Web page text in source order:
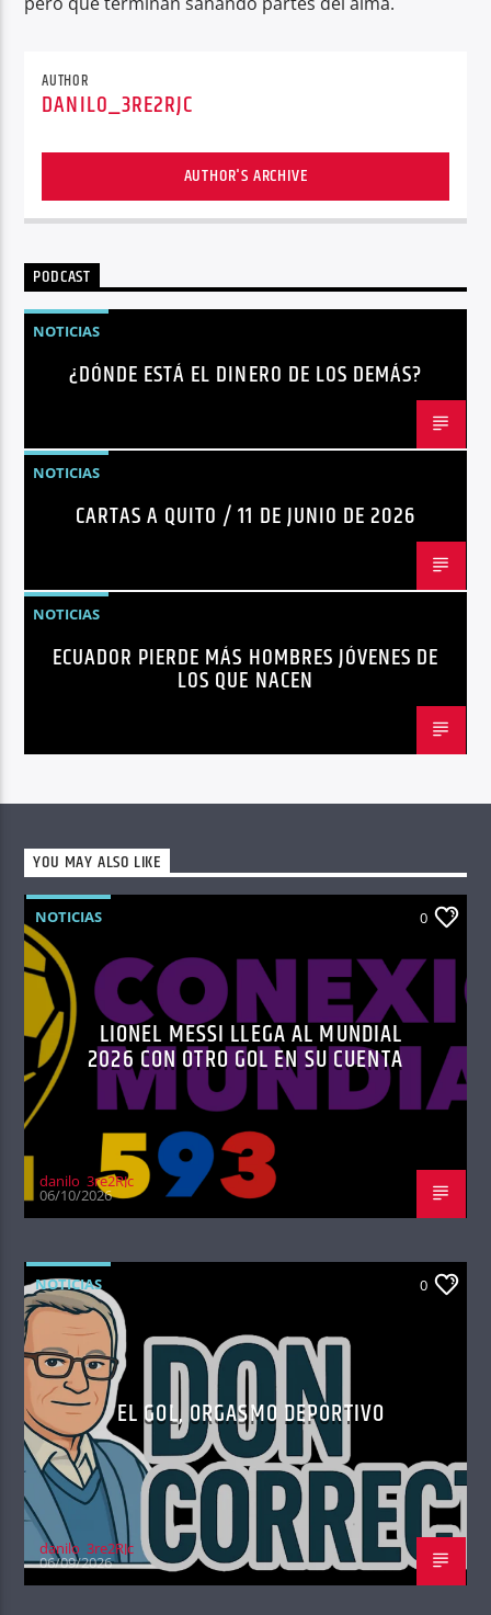
AUTHOR
DANILO_3RE2RJC
AUTHOR'S ARCHIVE
PODCAST
NOTICIAS
¿DÓNDE ESTÁ EL DINERO DE LOS DEMÁS?
NOTICIAS
CARTAS A QUITO / 11 DE JUNIO DE 2026
NOTICIAS
ECUADOR PIERDE MÁS HOMBRES JÓVENES DE
LOS QUE NACEN
YOU MAY ALSO LIKE
NOTICIAS 0
LIONEL MESSI LLEGA AL MUNDIAL
2026 CON OTRO GOL EN SU CUENTA
danilo_3re2RJc
06/10/2026
NOTICIAS 0
EL GOL, ORGASMO DEPORTIVO
danilo_3re2RJc
06/09/2026